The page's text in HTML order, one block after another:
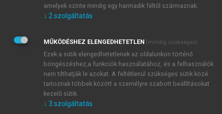
Kérek értesítést a MeRSZ újdonságairól, akcióiról.
Kérek értesítést az Akadémiai Kiadó Zrt. újdonságairól,
Adatkezelési tájékoztatóbanfoglaltakat tudomásul
veszem és elfogadom.
Általános vásárlási feltételeket, valamint a szotar.netés a
mersz.huoldalak licencszerződéseiben foglaltakat
tudomásul veszem és elfogadom.
KIPRÓBÁLOM
amelyek szinte mindig egy harmadik féltől származnak.
↓ 2 szolgáltatás
MŰKÖDÉSHEZ ELENGEDHETETLEN (mindig szükséges)
Ezek a sütik elengedhetetlenek az oldalunkon történő
böngészéshez,a funkciók használatához, és a felhasználók
nem tilthatják le azokat. A feltétlenül szükséges sütik közé
tartoznak többek között a személyre szabott beállításokat
kezelő sütik.
↓ 3 szolgáltatás